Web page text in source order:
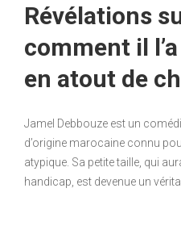
Révélations
comment il
en atout de
Jamel Debbouze est un
d’origine marocaine connu
atypique. Sa petite taille, qui
handicap, est devenue un